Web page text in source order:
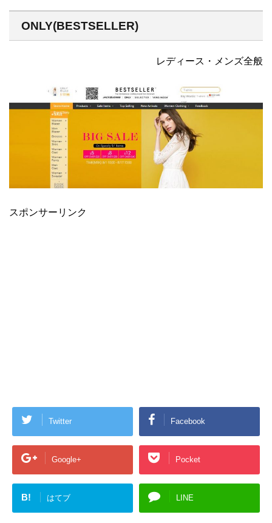
ONLY(BESTSELLER)
レディース・メンズ全般
Twitter Facebook
Google+ Pocket
B! はてブ LINE